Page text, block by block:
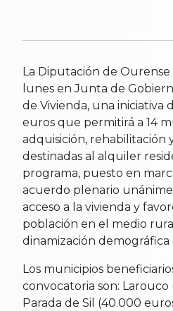
La Diputación de
lunes en Junta de
de Vivienda, una iniciativa
euros que permitirá a 14
adquisición, rehabilitación
destinadas al alquiler
programa, puesto en
acuerdo plenario
acceso a la vivienda y
población en el medio
dinamización demográfica
Los municipios
convocatoria son: Larouco
Parada de Sil (40.000